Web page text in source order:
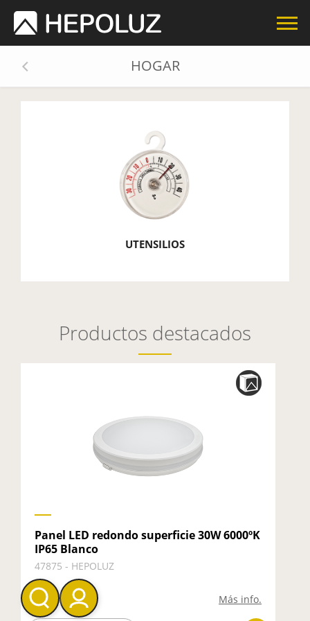
HOGAR
UTENSILIOS
Productos destacados
Panel LED redondo superficie 30W 6000ºK
IP65 Blanco
47875 - HEPOLUZ
Más info.